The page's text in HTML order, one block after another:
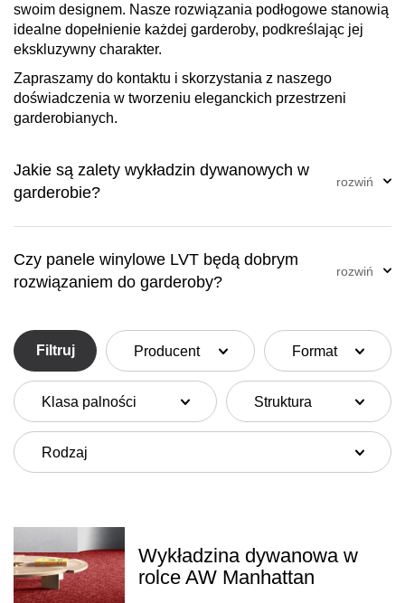
swoim designem. Nasze rozwiązania podłogowe stanowią
idealne dopełnienie każdej garderoby, podkreślając jej
ekskluzywny charakter.
Zapraszamy do kontaktu i skorzystania z naszego
doświadczenia w tworzeniu eleganckich przestrzeni
garderobianych.
Jakie są zalety wykładzin dywanowych w
garderobie?
Czy panele winylowe LVT będą dobrym
rozwiązaniem do garderoby?
Filtruj Producent Format
Klasa palności Struktura
Rodzaj
Wykładzina dywanowa w
rolce AW Manhattan